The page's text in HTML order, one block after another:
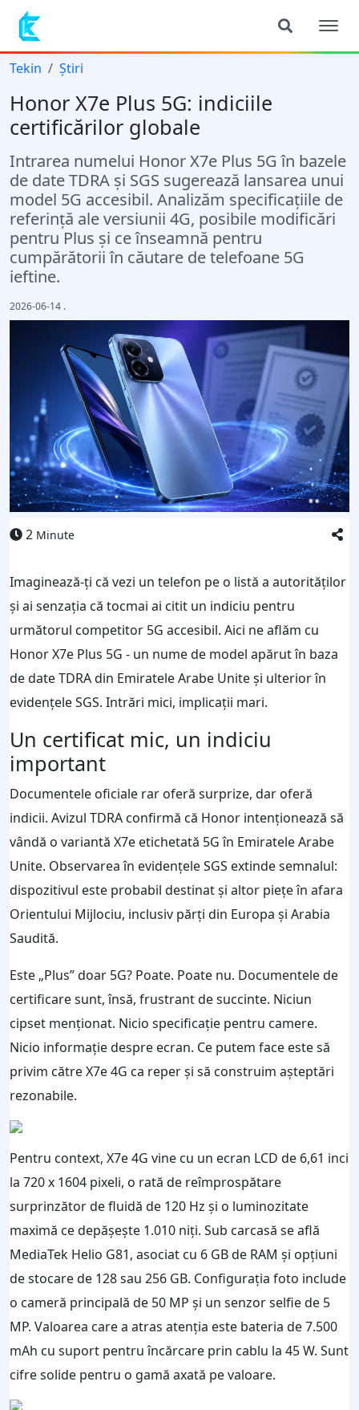
Tekin Știri
Honor X7e Plus 5G: indiciile
certificărilor globale
Intrarea numelui Honor X7e Plus 5G în bazele
de date TDRA și SGS sugerează lansarea unui
model 5G accesibil. Analizăm specificațiile de
referință ale versiunii 4G, posibile modificări
pentru Plus și ce înseamnă pentru
cumpărătorii în căutare de telefoane 5G
ieftine.
2026-06-14 .
2 Minute
Imaginează-ți că vezi un telefon pe o listă a autorităților
și ai senzația că tocmai ai citit un indiciu pentru
următorul competitor 5G accesibil. Aici ne aflăm cu
Honor X7e Plus 5G - un nume de model apărut în baza
de date TDRA din Emiratele Arabe Unite și ulterior în
evidențele SGS. Intrări mici, implicații mari.
Un certificat mic, un indiciu
important
Documentele oficiale rar oferă surprize, dar oferă
indicii. Avizul TDRA confirmă că Honor intenționează să
vândă o variantă X7e etichetată 5G în Emiratele Arabe
Unite. Observarea în evidențele SGS extinde semnalul:
dispozitivul este probabil destinat și altor piețe în afara
Orientului Mijlociu, inclusiv părți din Europa și Arabia
Saudită.
Este „Plus” doar 5G? Poate. Poate nu. Documentele de
certificare sunt, însă, frustrant de succinte. Niciun
cipset menționat. Nicio specificație pentru camere.
Nicio informație despre ecran. Ce putem face este să
privim către X7e 4G ca reper și să construim așteptări
rezonabile.
Pentru context, X7e 4G vine cu un ecran LCD de 6,61 inci
la 720 x 1604 pixeli, o rată de reîmprospătare
surprinzător de fluidă de 120 Hz și o luminozitate
maximă ce depășește 1.010 niți. Sub carcasă se află
MediaTek Helio G81, asociat cu 6 GB de RAM și opțiuni
de stocare de 128 sau 256 GB. Configurația foto include
o cameră principală de 50 MP și un senzor selfie de 5
MP. Valoarea care a atras atenția este bateria de 7.500
mAh cu suport pentru încărcare prin cablu la 45 W. Sunt
cifre solide pentru o gamă axată pe valoare.